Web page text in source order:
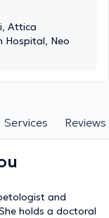
Attica
Hospital, Neo
Services Reviews
and
holds a doctoral